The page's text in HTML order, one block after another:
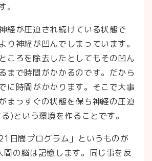
。
経が圧迫され続けている状態で
り神経が凹んでしまっています。
ころを除去したとしてもその凹ん
まで時間がかかるのです。だから
に時間がかかります。そこで大事
まっすぐの状態を保ち神経の圧迫
)という環境を作ることです。
日間プログラム」というものが
間の脳は記憶します。同じ事を反